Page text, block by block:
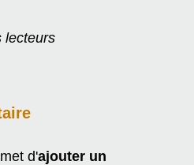
lecteurs
d'ajouter un